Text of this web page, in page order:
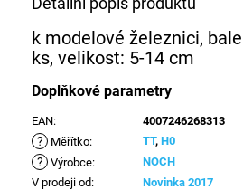
k modelové železnici,
ks, velikost: 5-14 cm
Doplňkové parametry
EAN: 4007246268313
? Měřítko: TT, H0
? Výrobce:
NOCH
V prodeji od: Novinka 2017